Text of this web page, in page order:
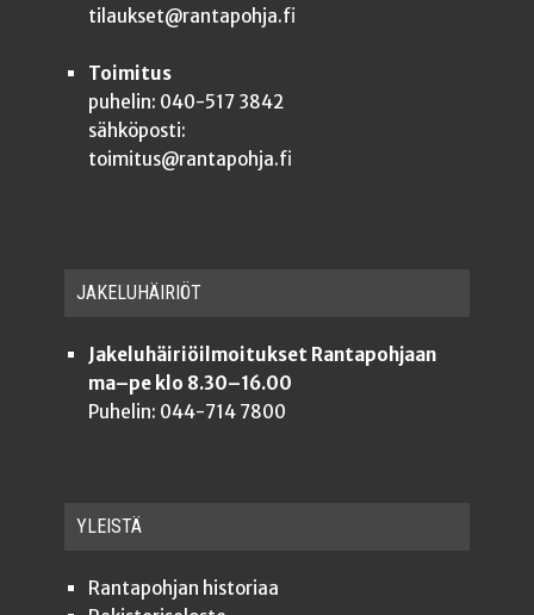
tilaukset@rantapohja.fi
Toimitus
puhelin: 040-517 3842
sähköposti:
toimitus@rantapohja.fi
JAKE­LU­HÄI­RIÖT
Jakeluhäiriöilmoitukset Rantapohjaan
ma–pe klo 8.30–16.00
Puhelin: 044-714 7800
YLEISTÄ
Ran­ta­poh­jan historiaa